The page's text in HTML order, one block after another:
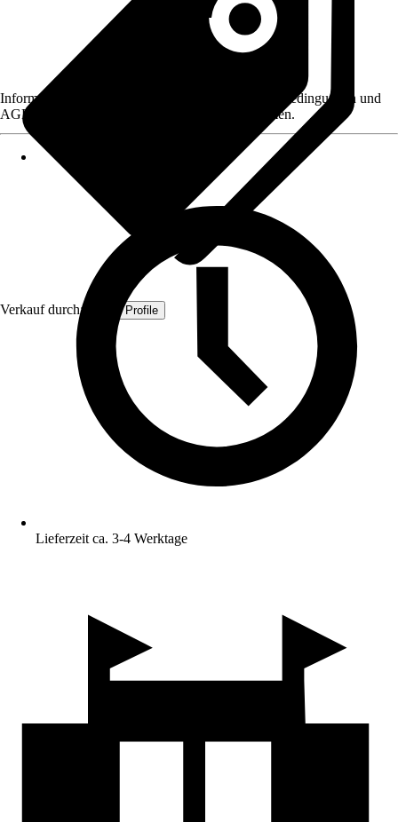
Verkauf durch: Quest Profile
Informationen des Verkäufers, wie z. B. Rückgabebedingungen und
AGB, finden Sie bei Klick auf den Verkäufernamen.
Lieferzeit ca. 3-4 Werktage